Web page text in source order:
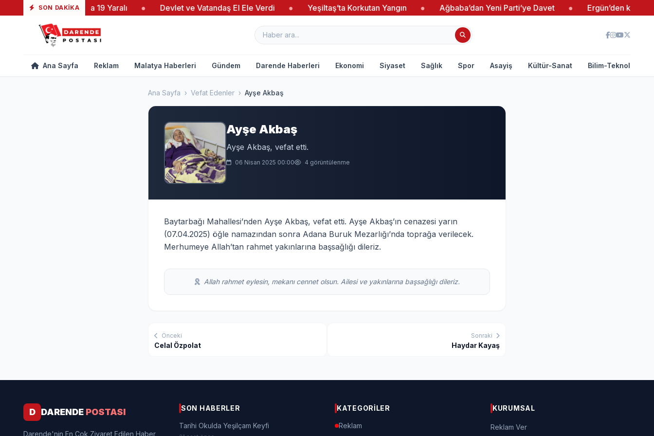
SON DAKIKA
Yeşiltaş’taki Yangında 19 Yaralı Devlet ve Vatandaş El Ele Verdi Yeşiltaş’ta Korkutan Yangın Ağbaba’dan Yeni Parti’ye Davet Ergün’den kadın
Ana Sayfa Reklam Malatya Haberleri Gündem Darende Haberleri Ekonomi Siyaset Sağlık Spor Asayiş Kültür-Sanat Bilim-Teknoloji
Ana Sayfa › Vefat Edenler › Ayşe Akbaş
Ayşe Akbaş
Ayşe Akbaş, vefat etti.
06 Nisan 2025 00:00 4 görüntülenme
Baytarbağı Mahallesi’nden Ayşe Akbaş, vefat etti. Ayşe Akbaş’ın cenazesi yarın
(07.04.2025) öğle namazından sonra Adana Buruk Mezarlığı’nda toprağa verilecek.
Merhumeye Allah’tan rahmet yakınlarına başsağlığı dileriz.
Allah rahmet eylesin, mekanı cennet olsun. Ailesi ve yakınlarına başsağlığı dileriz.
Önceki
Celal Özpolat
Sonraki
Haydar Kayaş
D DARENDE POSTASI
Darende'nin En Çok Ziyaret Edilen Haber
SON HABERLER
Tarihi Okulda Yeşilçam Keyfi
KATEGORILER
Reklam
KURUMSAL
Reklam Ver